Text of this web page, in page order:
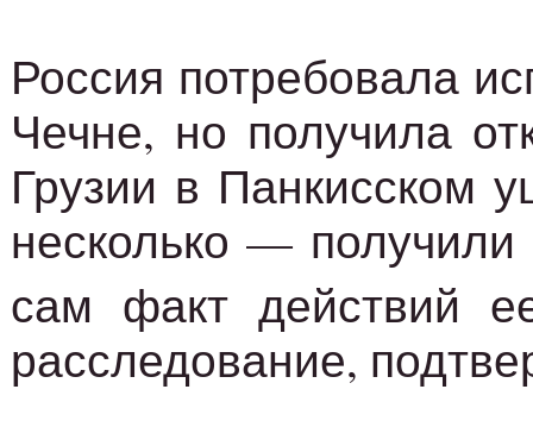
Россия потребовала
Чечне, но получила
Грузии в Панкисском
несколько — получили
сам факт действий
расследование,